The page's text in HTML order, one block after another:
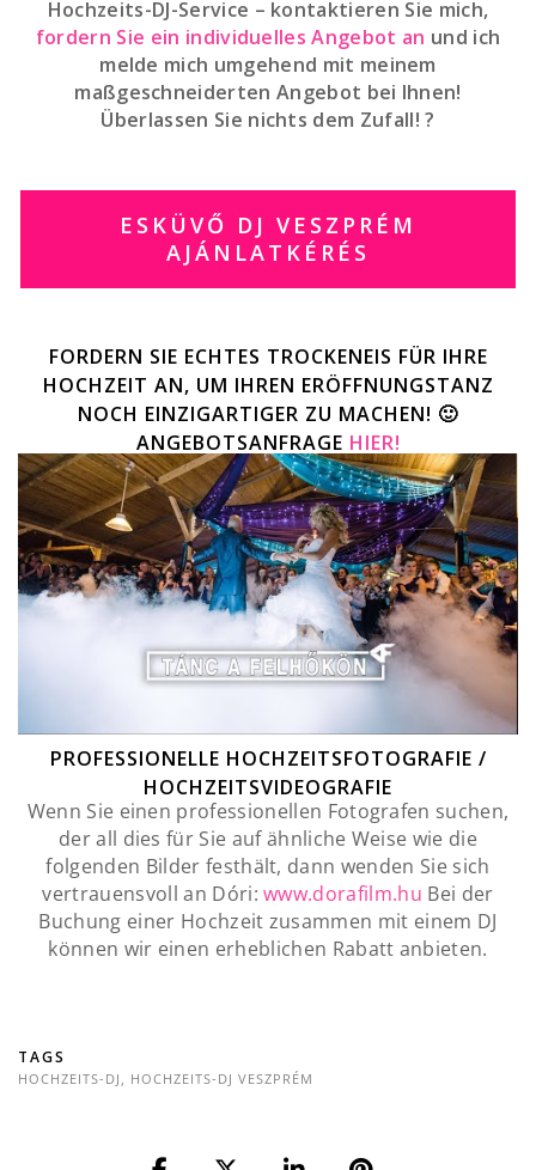
Hochzeits-DJ-Service – kontaktieren Sie mich,
fordern Sie ein individuelles Angebot an und ich
melde mich umgehend mit meinem
maßgeschneiderten Angebot bei Ihnen!
Überlassen Sie nichts dem Zufall! ?
ESKÜVŐ DJ VESZPRÉM
AJÁNLATKÉRÉS
FORDERN SIE ECHTES TROCKENEIS FÜR IHRE
HOCHZEIT AN, UM IHREN ERÖFFNUNGSTANZ
NOCH EINZIGARTIGER ZU MACHEN! 🙂
ANGEBOTSANFRAGE HIER!
PROFESSIONELLE HOCHZEITSFOTOGRAFIE /
HOCHZEITSVIDEOGRAFIE
Wenn Sie einen professionellen Fotografen suchen,
der all dies für Sie auf ähnliche Weise wie die
folgenden Bilder festhält, dann wenden Sie sich
vertrauensvoll an Dóri:www.dorafilm.hu Bei der
Buchung einer Hochzeit zusammen mit einem DJ
können wir einen erheblichen Rabatt anbieten.
TAGS
HOCHZEITS-DJ , HOCHZEITS-DJ VESZPRÉM